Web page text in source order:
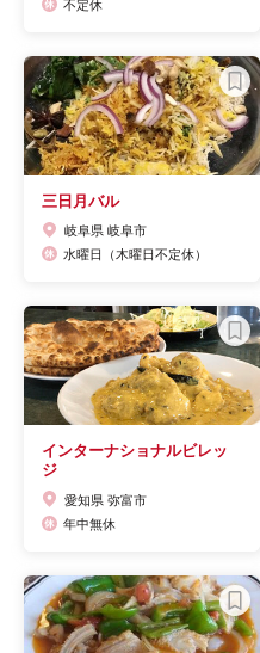
不定休
三日月バル
岐阜県 岐阜市
水曜日（木曜日不定休）
インターナショナルビレッ
ジ
愛知県 弥富市
年中無休